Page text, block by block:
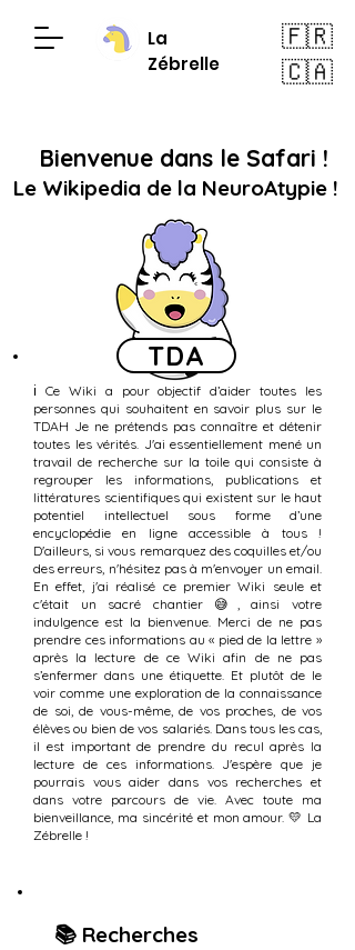
La
Zébrelle
🇫🇷
🇨🇦
Bienvenue dans le Safari !
Le Wikipedia de la NeuroAtypie !
ℹ️ Ce Wiki a pour objectif d’aider toutes les
personnes qui souhaitent en savoir plus sur le
TDAH Je ne prétends pas connaître et détenir
toutes les vérités. J'ai essentiellement mené un
travail de recherche sur la toile qui consiste à
regrouper les informations, publications et
littératures scientifiques qui existent sur le haut
potentiel intellectuel sous forme d’une
encyclopédie en ligne accessible à tous !
D'ailleurs, si vous remarquez des coquilles et/ou
des erreurs, n'hésitez pas à m'envoyer un email.
En effet, j'ai réalisé ce premier Wiki seule et
c'était un sacré chantier 😅, ainsi votre
indulgence est la bienvenue. Merci de ne pas
prendre ces informations au « pied de la lettre »
après la lecture de ce Wiki afin de ne pas
s’enfermer dans une étiquette. Et plutôt de le
voir comme une exploration de la connaissance
de soi, de vous-même, de vos proches, de vos
élèves ou bien de vos salariés. Dans tous les cas,
il est important de prendre du recul après la
lecture de ces informations. J'espère que je
pourrais vous aider dans vos recherches et
dans votre parcours de vie. Avec toute ma
bienveillance, ma sincérité et mon amour. 💛 La
Zébrelle !
TDA
📚 Recherches